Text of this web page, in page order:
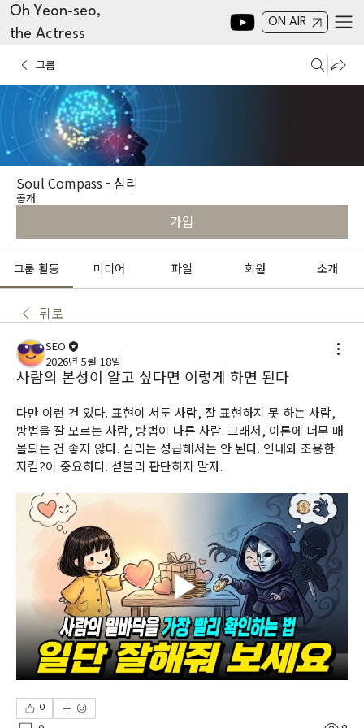
Oh Yeon-seo,
the Actress
ON AIR
그룹
Soul Compass - 심리
공개
가입
그룹 활동 미디어 파일 회원 소개
뒤로
SEO
2026년 5월 18일
사람의 본성이 알고 싶다면 이렇게 하면 된다
다만 이런 건 있다. 표현이 서툰 사람, 잘 표현하지 못 하는 사람,
방법을 잘 모르는 사람, 방법이 다른 사람. 그래서, 이론에 너무 매
몰되는 건 좋지 않다. 심리는 성급해서는 안 된다. 인내와 조용한
지킴?이 중요하다. 섣불리 판단하지 말자.
0